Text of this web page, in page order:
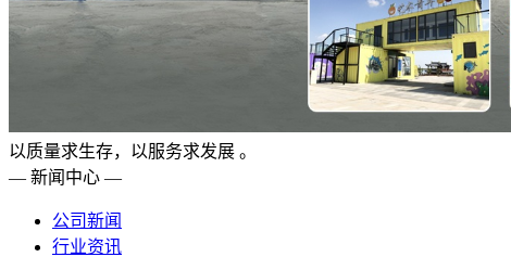
以质量求生存，以服务求发展 。
— 新闻中心 —
公司新闻
行业资讯